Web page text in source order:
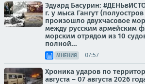
Эдуард Басурин:
г. у мыса Гангут
произошло двухчасовое
между русским армейским
морским отрядом из 10
полной...
МНЕНИЯ 07:57
Хроника ударов по
августа – 07 августа 2026